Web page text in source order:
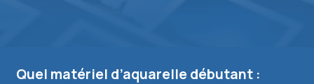
Quel matériel d’aquarelle débutant :